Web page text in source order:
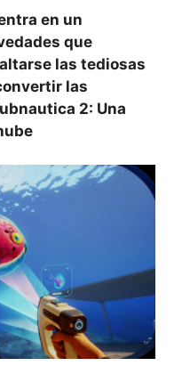
en un
que
las tediosas
las
2: Una